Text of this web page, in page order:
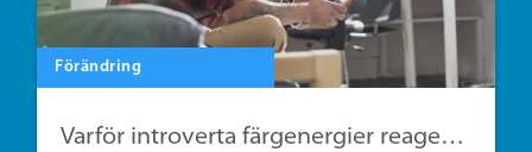
Förändring
Varför introverta färgenergier reagerar annorlunda på förändringar i arbetsmiljön